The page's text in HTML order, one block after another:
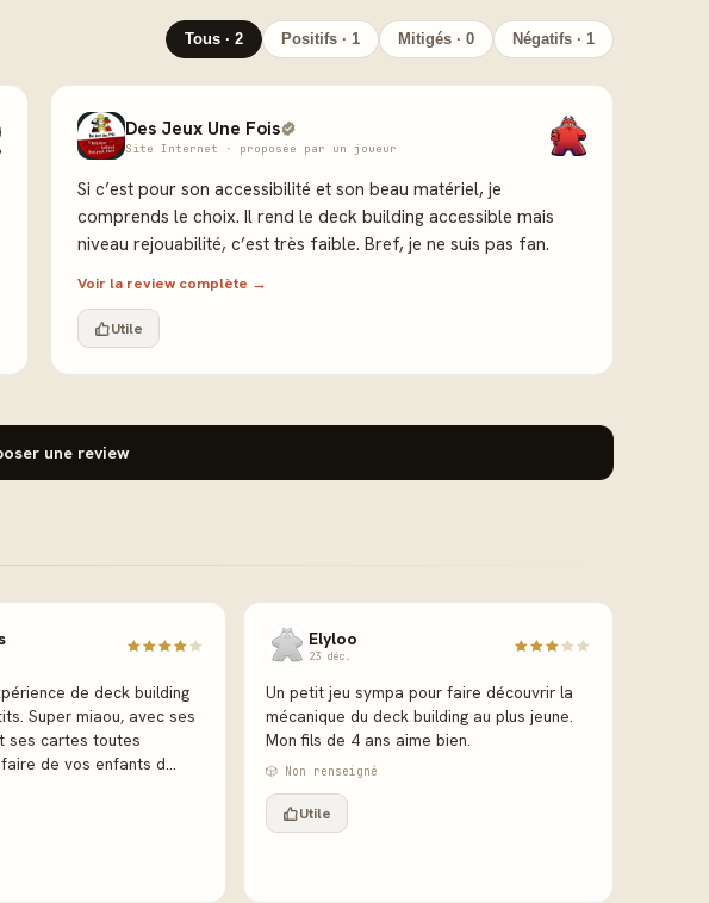
Tous · 2 Positifs · 1 Mitigés · 0 Négatifs · 1
Des Jeux Une Fois
Site Internet · proposée par un joueur
Si c’est pour son accessibilité et son beau matériel, je
comprends le choix. Il rend le deck building accessible mais
niveau rejouabilité, c’est très faible. Bref, je ne suis pas fan.
Voir la review complète →
Utile
une review
de deck building
Super miaou, avec ses
ses cartes toutes
de vos enfants d...
Elyloo
23 déc.
Un petit jeu sympa pour faire découvrir la
mécanique du deck building au plus jeune.
Mon fils de 4 ans aime bien.
🎲 Non renseigné
Utile